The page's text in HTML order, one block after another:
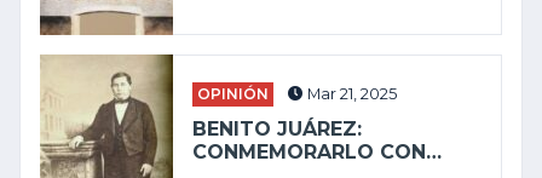
OPINIÓN Mar 21, 2025
BENITO JUÁREZ:
CONMEMORARLO CON…